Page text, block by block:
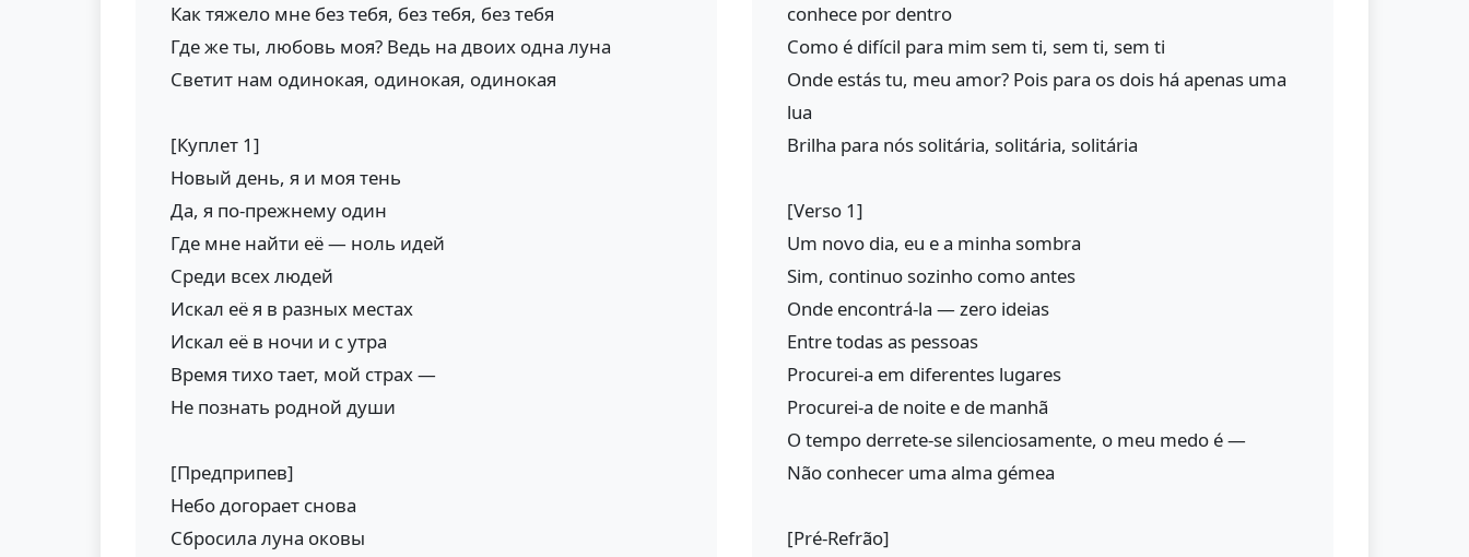
Как тяжело мне без тебя, без тебя, без тебя
Где же ты, любовь моя? Ведь на двоих одна луна
Светит нам одинокая, одинокая, одинокая
[Куплет 1]
Новый день, я и моя тень
Да, я по-прежнему один
Где мне найти её — ноль идей
Среди всех людей
Искал её я в разных местах
Искал её в ночи и с утра
Время тихо тает, мой страх —
Не познать родной души
[Предприпев]
Небо догорает снова
Сбросила луна оковы
conhece por dentro
Como é difícil para mim sem ti, sem ti, sem ti
Onde estás tu, meu amor? Pois para os dois há apenas uma
lua
Brilha para nós solitária, solitária, solitária
[Verso 1]
Um novo dia, eu e a minha sombra
Sim, continuo sozinho como antes
Onde encontrá-la — zero ideias
Entre todas as pessoas
Procurei-a em diferentes lugares
Procurei-a de noite e de manhã
O tempo derrete-se silenciosamente, o meu medo é —
Não conhecer uma alma gémea
[Pré-Refrão]